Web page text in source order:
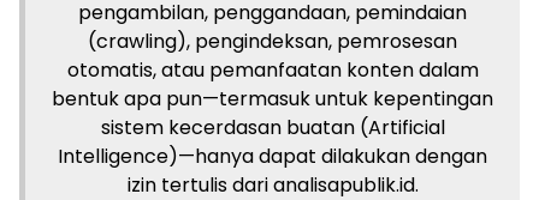
pengambilan, penggandaan, pemindaian
(crawling), pengindeksan, pemrosesan
otomatis, atau pemanfaatan konten dalam
bentuk apa pun—termasuk untuk kepentingan
sistem kecerdasan buatan (Artificial
Intelligence)—hanya dapat dilakukan dengan
izin tertulis dari analisapublik.id.